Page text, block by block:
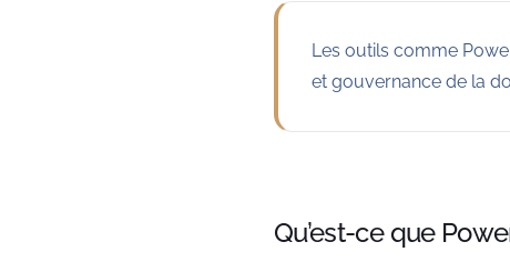
Les outils comme
et gouvernance de la
Qu’est-ce que